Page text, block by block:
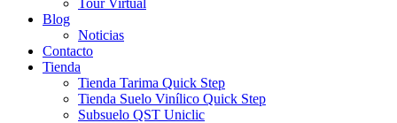
Tour Virtual
Blog
Noticias
Contacto
Tienda
Tienda Tarima Quick Step
Tienda Suelo Vinílico Quick Step
Subsuelo QST Uniclic